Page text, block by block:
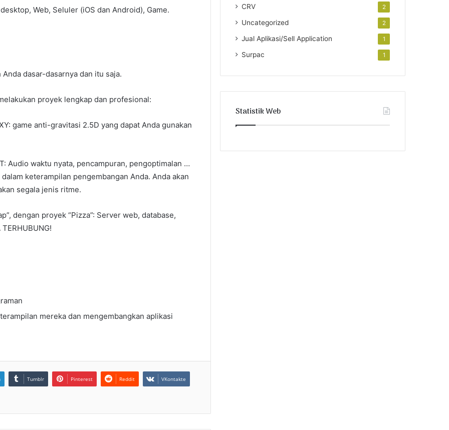
Web, Seluler (iOS dan Android), Game.
dasar-dasarnya dan itu saja.
proyek lengkap dan profesional:
game anti-gravitasi 2.5D yang dapat Anda gunakan
Audio waktu nyata, pencampuran, pengoptimalan …
keterampilan pengembangan Anda. Anda akan
segala jenis ritme.
dengan proyek “Pizza”: Server web, database,
mereka dan mengembangkan aplikasi
Tumblr Pinterest Reddit VKontakte
CRV 2
Uncategorized 2
Jual Aplikasi/Sell Application 1
Surpac 1
Statistik Web